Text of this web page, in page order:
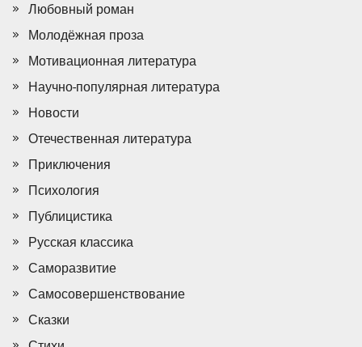
Любовный роман
Молодёжная проза
Мотивационная литература
Научно-популярная литература
Новости
Отечественная литература
Приключения
Психология
Публицистика
Русская классика
Саморазвитие
Самосовершенствование
Сказки